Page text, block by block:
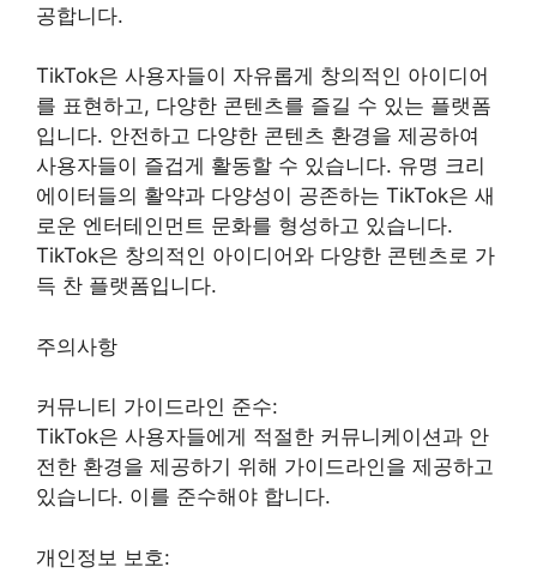
공합니다.
TikTok은 사용자들이 자유롭게 창의적인 아이디어
를 표현하고, 다양한 콘텐츠를 즐길 수 있는 플랫폼
입니다. 안전하고 다양한 콘텐츠 환경을 제공하여
사용자들이 즐겁게 활동할 수 있습니다. 유명 크리
에이터들의 활약과 다양성이 공존하는 TikTok은 새
로운 엔터테인먼트 문화를 형성하고 있습니다.
TikTok은 창의적인 아이디어와 다양한 콘텐츠로 가
득 찬 플랫폼입니다.
주의사항
커뮤니티 가이드라인 준수:
TikTok은 사용자들에게 적절한 커뮤니케이션과 안
전한 환경을 제공하기 위해 가이드라인을 제공하고
있습니다. 이를 준수해야 합니다.
개인정보 보호: